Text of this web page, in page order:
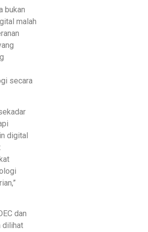
bukan
malah
secara
digital
dan
dilihat